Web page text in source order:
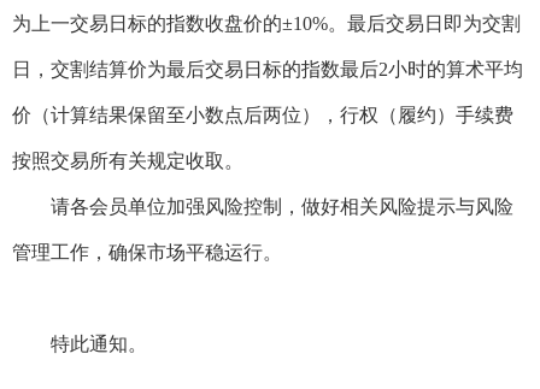
为上一交易日标的指数收盘价的±10%。最后交易日即为交割
日，交割结算价为最后交易日标的指数最后2小时的算术平均
价（计算结果保留至小数点后两位），行权（履约）手续费
按照交易所有关规定收取。
请各会员单位加强风险控制，做好相关风险提示与风险
管理工作，确保市场平稳运行。
特此通知。